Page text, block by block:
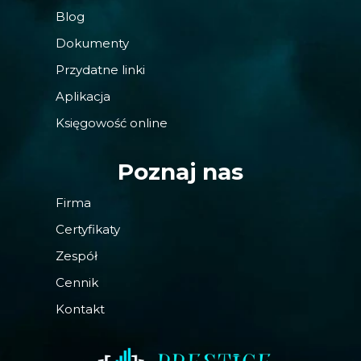
Blog
Dokumenty
Przydatne linki
Aplikacja
Księgowość online
Poznaj nas
Firma
Certyfikaty
Zespół
Cennik
Kontakt